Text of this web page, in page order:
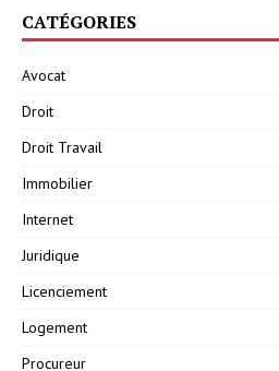
CATÉGORIES
Avocat
Droit
Droit Travail
Immobilier
Internet
Juridique
Licenciement
Logement
Procureur